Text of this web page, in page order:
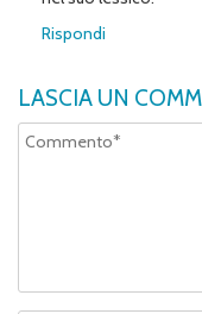
Rispondi
LASCIA UN